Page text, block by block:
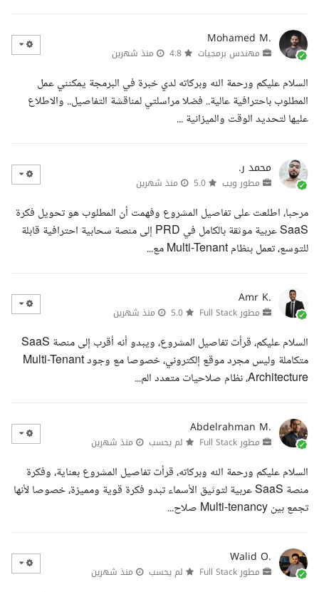
Mohamed M.
مهندس برمجيات منذ شهرين
السلام عليكم ورحمة الله وبركاته لدي خبرة في البرمجة يمكنني عمل
المطلوب باحترافية عالية.. فضلا مراسلتي لمناقشة التفاصيل.. والاطلاع
عليها لتحديد الوقت والميزانية ...
محمد ر.
مطور ويب منذ شهرين
مرحبا، اطلعت على تفاصيل المشروع وفهمت أن المطلوب هو تحويل فكرة
SaaS عربية موثقة بالكامل في PRD إلى منصة سحابية احترافية قابلة
للتوسع، تعمل بنظام Multi-Tenant مع...
Amr K.
مطور Full Stack منذ شهرين
السلام عليكم، قرأت تفاصيل المشروع، ويبدو أنه أقرب إلى منصة SaaS
متكاملة وليس مجرد موقع إلكتروني، خصوصا مع وجود Multi-Tenant
Architecture، نظام صلاحيات متعدد الم...
Abdelrahman M.
مطور Full Stack لم يحسب منذ شهرين
السلام عليكم ورحمة الله وبركاته، قرأت تفاصيل المشروع بعناية، وفكرة
منصة SaaS عربية لتوثيق الأسماء تبدو فكرة قوية ومميزة، خصوصا لأنها
تجمع بين Multi-tenancy صلاح...
Walid O.
مطور Full Stack لم يحسب منذ شهرين